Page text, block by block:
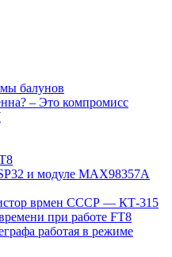
балунов
– Это компромисс
и модуле MAX98357A
врмен СССР — КТ-315
при работе FT8
работая в режиме